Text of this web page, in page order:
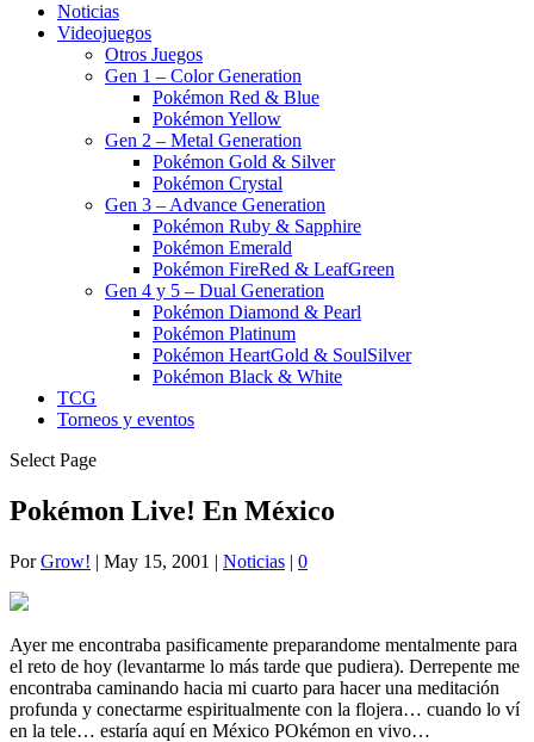
Noticias
Videojuegos
Otros Juegos
Gen 1 – Color Generation
Pokémon Red & Blue
Pokémon Yellow
Gen 2 – Metal Generation
Pokémon Gold & Silver
Pokémon Crystal
Gen 3 – Advance Generation
Pokémon Ruby & Sapphire
Pokémon Emerald
Pokémon FireRed & LeafGreen
Gen 4 y 5 – Dual Generation
Pokémon Diamond & Pearl
Pokémon Platinum
Pokémon HeartGold & SoulSilver
Pokémon Black & White
TCG
Torneos y eventos
Select Page
Pokémon Live! En México
PorGrow! | May 15, 2001 | Noticias | 0
Ayer me encontraba pasificamente preparandome mentalmente para
el reto de hoy (levantarme lo más tarde que pudiera). Derrepente me
encontraba caminando hacia mi cuarto para hacer una meditación
profunda y conectarme espiritualmente con la flojera… cuando lo ví
en la tele… estaría aquí en México POkémon en vivo…